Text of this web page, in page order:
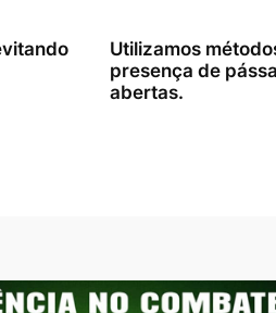
Utilizamos
presença de
abertas.